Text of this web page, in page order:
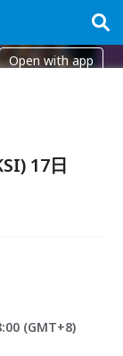
Open with app
17日
(GMT+8)